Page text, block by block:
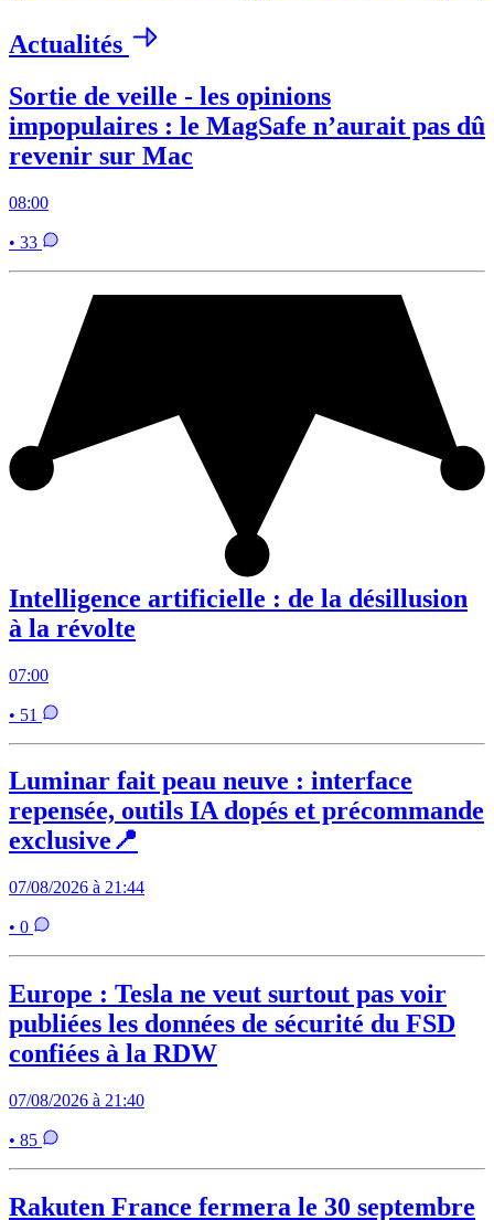
Actualités
Sortie de veille - les opinions
impopulaires : le MagSafe n’aurait pas dû
revenir sur Mac
08:00
• 33
Intelligence artificielle : de la désillusion
à la révolte
07:00
• 51
Luminar fait peau neuve : interface
repensée, outils IA dopés et précommande
exclusive📍
07/08/2026 à 21:44
• 0
Europe : Tesla ne veut surtout pas voir
publiées les données de sécurité du FSD
confiées à la RDW
07/08/2026 à 21:40
• 85
Rakuten France fermera le 30 septembre